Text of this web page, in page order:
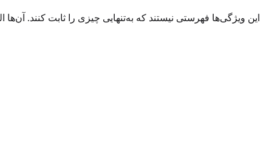
این ویژگی‌ها فهرستی نیستند که به‌تنهایی چیزی را ثابت کنند.